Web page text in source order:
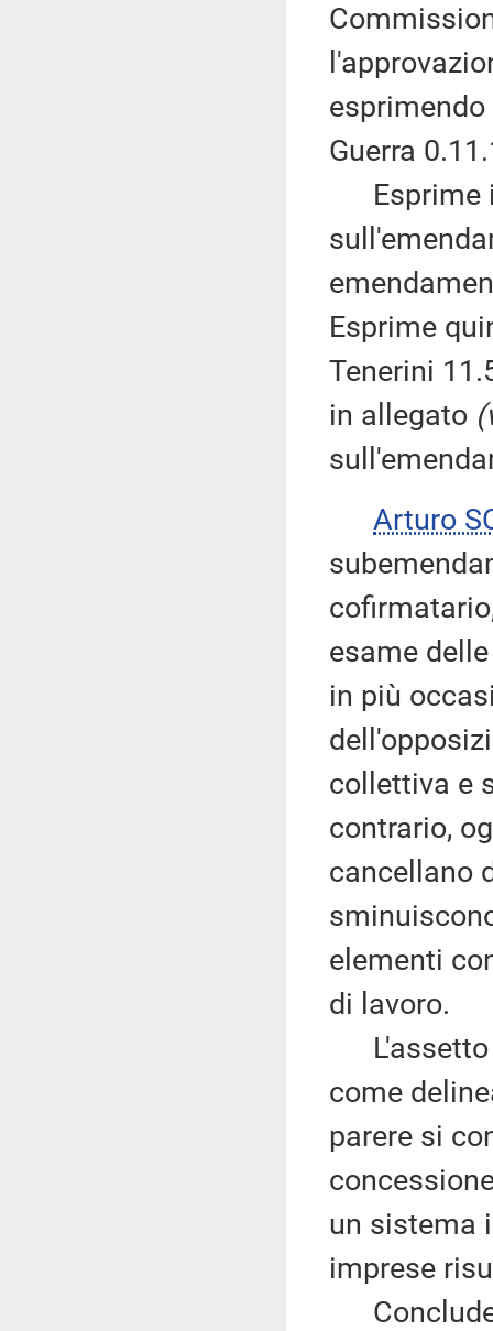
Guerra
Esprime
Esprime
Tenerini
in allegato
Arturo
esame
in più
collettiva e
contrario,
cancellano
elementi
di lavoro.
L'assetto
come
parere si
un sistema
imprese
Conclude